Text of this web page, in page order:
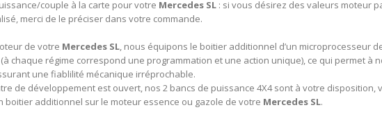
couple à la carte pour votre Mercedes SL : si vous désirez des valeurs moteur
merci de le préciser dans votre commande.
de votre Mercedes SL, nous équipons le boitier additionnel d’un microprocesseur
(à chaque régime correspond une programmation et une action unique), ce qui permet
une fiablilité mécanique irréprochable.
de développement est ouvert, nos 2 bancs de puissance 4X4 sont à votre
boitier additionnel sur le moteur essence ou gazole de votre Mercedes SL.